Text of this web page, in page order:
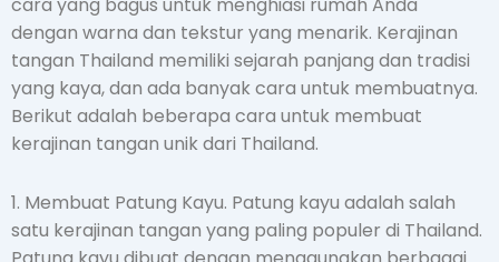
dengan warna dan tekstur yang menarik. Kerajinan
tangan Thailand memiliki sejarah panjang dan tradisi
yang kaya, dan ada banyak cara untuk membuatnya.
Berikut adalah beberapa cara untuk membuat
kerajinan tangan unik dari Thailand.
1. Membuat Patung Kayu. Patung kayu adalah salah
satu kerajinan tangan yang paling populer di Thailand.